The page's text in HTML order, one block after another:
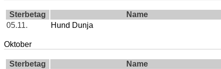
Sterbetag
Name
05.11.
Hund Dunja
Oktober
Sterbetag
Name